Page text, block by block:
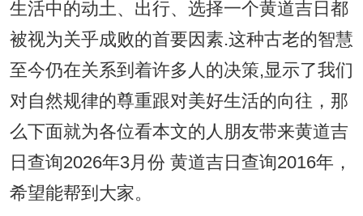
生活中的动土、出行、选择一个黄道吉日都
被视为关乎成败的首要因素.这种古老的智慧
至今仍在关系到着许多人的决策,显示了我们
对自然规律的尊重跟对美好生活的向往，那
么下面就为各位看本文的人朋友带来黄道吉
日查询2026年3月份 黄道吉日查询2016年，
希望能帮到大家。